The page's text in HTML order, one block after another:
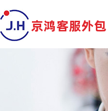
京鸿客服外包